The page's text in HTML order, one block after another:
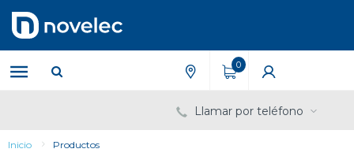
contenido
menú
de
navegación
0
Llamar por teléfono
Inicio Productos